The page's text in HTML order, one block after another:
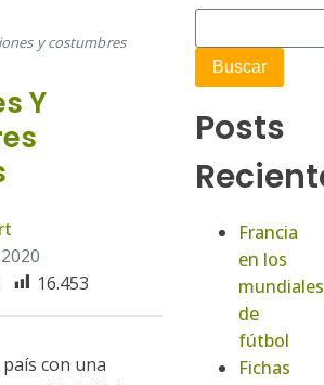
y costumbres
Y
16.453
con una
Posts
Francia
en los
mundiales
de
fútbol
Fichas